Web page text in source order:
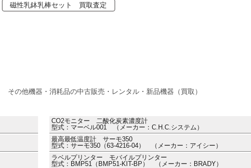
磁性乳鉢乳棒セット 買取査定
の他機器・消耗品の中古販売・レンタル・新品機器（買取）
CO2モニター 二酸化炭素濃度計
型式：マーベル001 （メーカー：C.H.C.システム）
最高最低温度計 サーモ350
型式：サーモ350（63-4216-04） （メーカー：アイシー）
ラベルプリンター モバイルプリンター
型式：BMP51（BMP51-KIT-BP） （メーカー：BRADY）